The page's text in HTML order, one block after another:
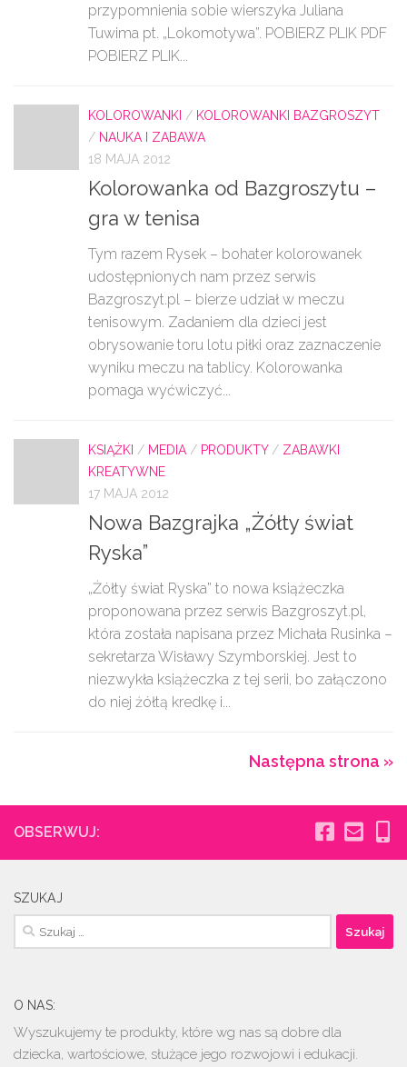
przypomnienia sobie wierszyka Juliana
Tuwima pt. „Lokomotywa”. POBIERZ PLIK PDF
POBIERZ PLIK...
KOLOROWANKI / KOLOROWANKI BAZGROSZYT
/ NAUKA I ZABAWA
18 MAJA 2012
Kolorowanka od Bazgroszytu –
gra w tenisa
Tym razem Rysek – bohater kolorowanek
udostępnionych nam przez serwis
Bazgroszyt.pl – bierze udział w meczu
tenisowym. Zadaniem dla dzieci jest
obrysowanie toru lotu piłki oraz zaznaczenie
wyniku meczu na tablicy. Kolorowanka
pomaga wyćwiczyć...
KSIĄŻKI / MEDIA / PRODUKTY/ ZABAWKI
KREATYWNE
17 MAJA 2012
Nowa Bazgrajka „Żółty świat
Ryska”
„Żółty świat Ryska” to nowa książeczka
proponowana przez serwis Bazgroszyt.pl,
która została napisana przez Michała Rusinka –
sekretarza Wisławy Szymborskiej. Jest to
niezwykła książeczka z tej serii, bo załączono
do niej żółtą kredkę i...
Następna strona »
OBSERWUJ:
SZUKAJ
Szukaj:
O NAS:
Wyszukujemy te produkty, które wg nas są dobre dla
dziecka, wartościowe, służące jego rozwojowi i edukacji.